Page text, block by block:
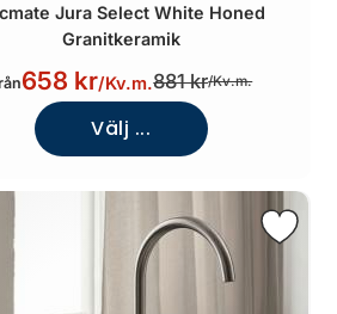
Jura Select White Honed
Granitkeramik
658 kr/Kv.m.881 kr/Kv.m.
Välj ...